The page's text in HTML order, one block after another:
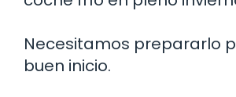
Necesitamos prepararlo
buen inicio.